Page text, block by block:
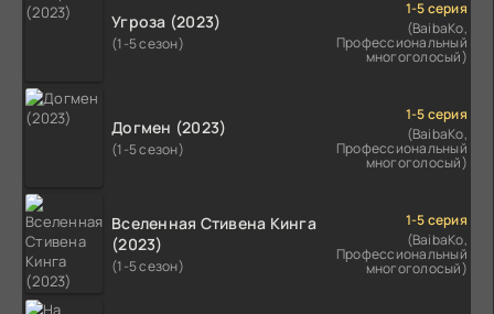
Угроза (2023)
(1-5 сезон)
1-5 серия
(BaibaKo,
Профессиональный
многоголосый)
Догмен (2023)
(1-5 сезон)
1-5 серия
(BaibaKo,
Профессиональный
многоголосый)
Вселенная Стивена Кинга
(2023)
(1-5 сезон)
1-5 серия
(BaibaKo,
Профессиональный
многоголосый)